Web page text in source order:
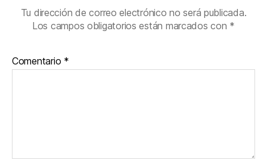
Tu dirección de correo electrónico no será publicada.
Los campos obligatorios están marcados con *
Comentario *